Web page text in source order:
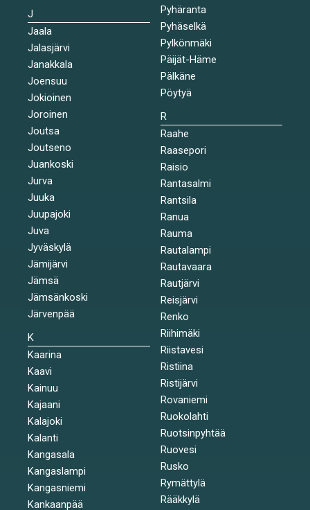
J
Jaala
Jalasjärvi
Janakkala
Joensuu
Jokioinen
Joroinen
Joutsa
Joutseno
Juankoski
Jurva
Juuka
Juupajoki
Juva
Jyväskylä
Jämijärvi
Jämsä
Jämsänkoski
Järvenpää
K
Kaarina
Kaavi
Kainuu
Kajaani
Kalajoki
Kalanti
Kangasala
Kangaslampi
Kangasniemi
Kankaanpää
Pyhäranta
Pyhäselkä
Pylkönmäki
Päijät-Häme
Pälkäne
Pöytyä
R
Raahe
Raasepori
Raisio
Rantasalmi
Rantsila
Ranua
Rauma
Rautalampi
Rautavaara
Rautjärvi
Reisjärvi
Renko
Riihimäki
Riistavesi
Ristiina
Ristijärvi
Rovaniemi
Ruokolahti
Ruotsinpyhtää
Ruovesi
Rusko
Rymättylä
Rääkkylä